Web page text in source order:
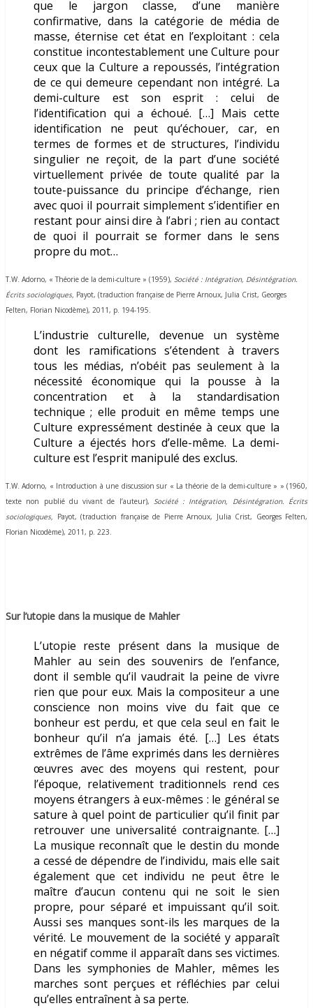
que le jargon classe, d’une manière
confirmative, dans la catégorie de média de
masse, éternise cet état en l’exploitant : cela
constitue incontestablement une Culture pour
ceux que la Culture a repoussés, l’intégration
de ce qui demeure cependant non intégré. La
demi-culture est son esprit : celui de
l’identification qui a échoué. […] Mais cette
identification ne peut qu’échouer, car, en
termes de formes et de structures, l’individu
singulier ne reçoit, de la part d’une société
virtuellement privée de toute qualité par la
toute-puissance du principe d’échange, rien
avec quoi il pourrait simplement s’identifier en
restant pour ainsi dire à l’abri ; rien au contact
de quoi il pourrait se former dans le sens
propre du mot…
T.W. Adorno, « Théorie de la demi-culture » (1959), Société : Intégration, Désintégration.
Écrits sociologiques, Payot, (traduction française de Pierre Arnoux, Julia Crist, Georges
Felten, Florian Nicodème), 2011, p. 194-195.
L’industrie culturelle, devenue un système
dont les ramifications s’étendent à travers
tous les médias, n’obéit pas seulement à la
nécessité économique qui la pousse à la
concentration et à la standardisation
technique ; elle produit en même temps une
Culture expressément destinée à ceux que la
Culture a éjectés hors d’elle-même. La demi-
culture est l’esprit manipulé des exclus.
T.W. Adorno, « Introduction à une discussion sur « La théorie de la demi-culture » » (1960,
texte non publié du vivant de l’auteur),
Société : Intégration, Désintégration. Écrits
sociologiques, Payot, (traduction française de Pierre Arnoux, Julia Crist, Georges Felten,
Florian Nicodème), 2011, p. 223.
Sur l’utopie dans la musique de Mahler
L’utopie reste présent dans la musique de
Mahler au sein des souvenirs de l’enfance,
dont il semble qu’il vaudrait la peine de vivre
rien que pour eux. Mais la compositeur a une
conscience non moins vive du fait que ce
bonheur est perdu, et que cela seul en fait le
bonheur qu’il n’a jamais été. […] Les états
extrêmes de l’âme exprimés dans les dernières
œuvres avec des moyens qui restent, pour
l’époque, relativement traditionnels rend ces
moyens étrangers à eux-mêmes : le général se
sature à quel point de particulier qu’il finit par
retrouver une universalité contraignante. […]
La musique reconnaît que le destin du monde
a cessé de dépendre de l’individu, mais elle sait
également que cet individu ne peut être le
maître d’aucun contenu qui ne soit le sien
propre, pour séparé et impuissant qu’il soit.
Aussi ses manques sont-ils les marques de la
vérité. Le mouvement de la société y apparaît
en négatif comme il apparaît dans ses victimes.
Dans les symphonies de Mahler, mêmes les
marches sont perçues et réfléchies par celui
qu’elles entraînent à sa perte.